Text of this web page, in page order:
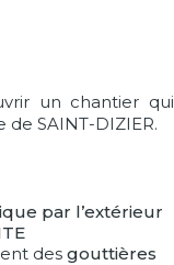
un chantier qui
SAINT-DIZIER.
par l’extérieur
des gouttières